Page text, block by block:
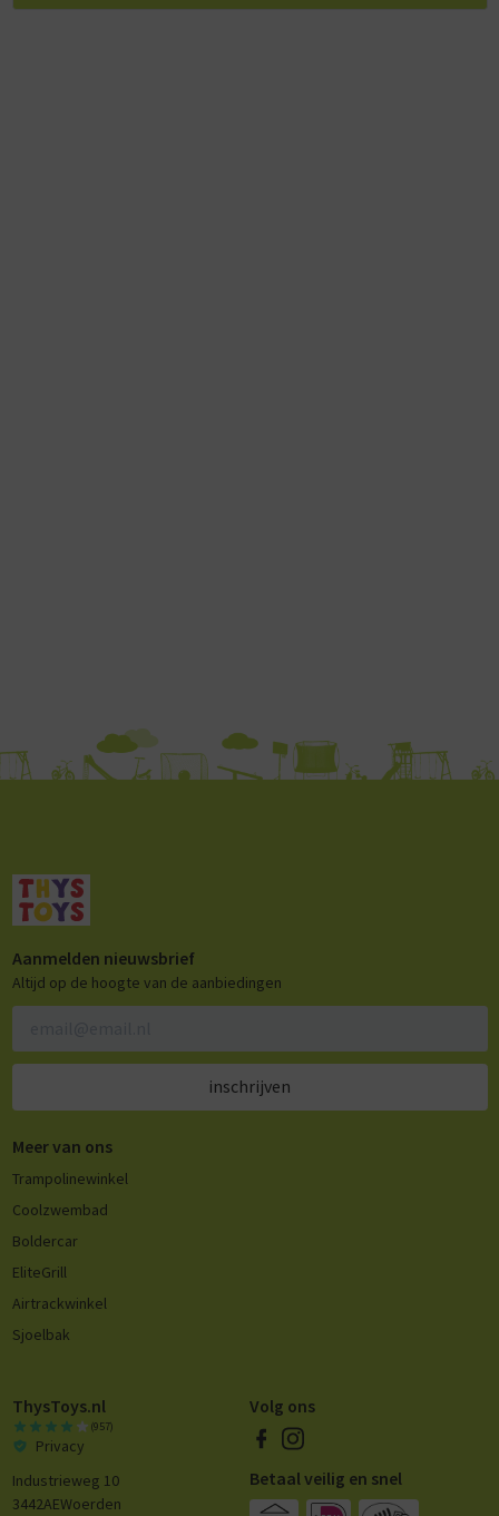
Aanmelden nieuwsbrief
Altijd op de hoogte van de aanbiedingen
inschrijven
Meer van ons
Trampolinewinkel
Coolzwembad
Boldercar
EliteGrill
Airtrackwinkel
Sjoelbak
ThysToys.nl
(957)
Privacy
Industrieweg 10
3442AEWoerden
Volg ons
Betaal veilig en snel